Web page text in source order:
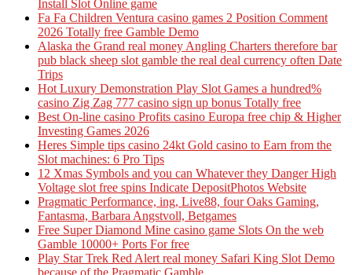
Install Slot Online game
Fa Fa Children Ventura casino games 2 Position Comment
2026 Totally free Gamble Demo
Alaska the Grand real money Angling Charters therefore bar
pub black sheep slot gamble the real deal currency often Date
Trips
Hot Luxury Demonstration Play Slot Games a hundred%
casino Zig Zag 777 casino sign up bonus Totally free
Best On-line casino Profits casino Europa free chip & Higher
Investing Games 2026
Heres Simple tips casino 24kt Gold casino to Earn from the
Slot machines: 6 Pro Tips
12 Xmas Symbols and you can Whatever they Danger High
Voltage slot free spins Indicate DepositPhotos Website
Pragmatic Performance, ing, Live88, four Oaks Gaming,
Fantasma, Barbara Angstvoll, Betgames
Free Super Diamond Mine casino game Slots On the web
Gamble 10000+ Ports For free
Play Star Trek Red Alert real money Safari King Slot Demo